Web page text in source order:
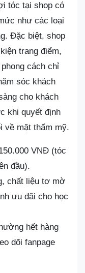
tóc tại shop có
như các loại
Đặc biệt, shop
trang điểm,
cách chỉ
sóc khách
cho khách
khi quyết định
về mặt thẩm mỹ.
VNĐ (tóc
đầu).
chất liệu tơ mờ
ưu đãi cho học
hết hàng
dõi fanpage